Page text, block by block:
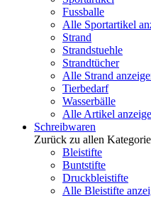
Fussballe
Alle Sportartikel
Strand
Strandstuehle
Strandtücher
Alle Strand
Tierbedarf
Wasserbälle
Alle Artikel
Schreibwaren
Zurück zu allen
Bleistifte
Buntstifte
Druckbleistifte
Alle Bleistifte